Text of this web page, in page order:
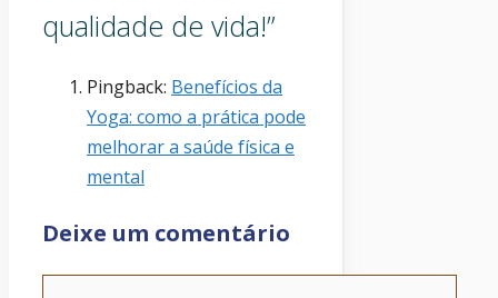
qualidade de vida!”
Pingback: Benefícios da
Yoga: como a prática pode
melhorar a saúde física e
mental
Deixe um comentário